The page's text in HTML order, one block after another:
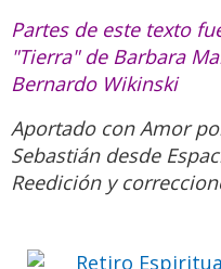
Partes de este texto
"Tierra" de Barbara
Bernardo Wikinski
Aportado con Amor
Sebastián desde
Reedición y
Ser en